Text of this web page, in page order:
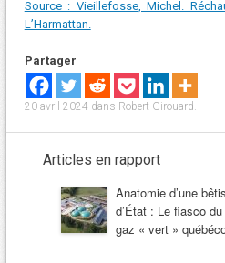
Source : Vieillefosse, Michel.
L’Harmattan.
Partager
20 avril 2024 dans Robert Girouard
Articles en rapport
Anatomie d’une
d’État : Le fiasco du
gaz « vert »